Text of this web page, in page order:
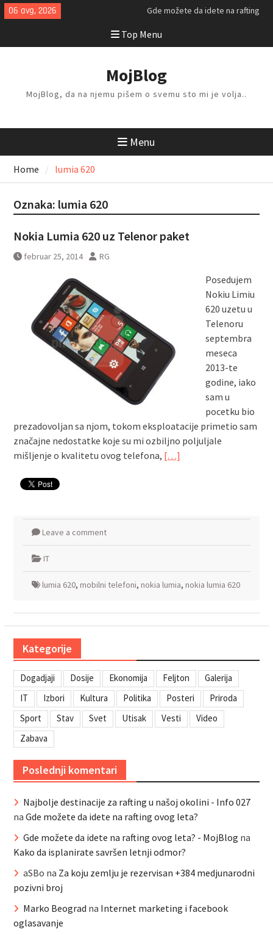
Skip
to
06 avg, 2026
Gde možete da idete na rafting
Kako da isplanirate savršen letnji
odmor?
stvari kod kuće?
Top Menu
MojBlog
MojBlog, da na njemu pišem o svemu sto mi je volja..
Menu
Home lumia 620
Oznaka: lumia 620
Nokia Lumia 620 uz Telenor paket
februar 25, 2014 RG
Posedujem
Nokiu Limiu
620 uzetu u
Telenoru
septembra
meseca
2013-te
godine, iako
sam u
pocetku bio
prezadovoljan sa njom, tokom eksploatacije primetio sam
značajne nedostatke koje su mi ozbiljno poljuljale
mišljenje o kvalitetu ovog telefona, […]
Leave a comment
IT
lumia 620, mobilni telefoni, nokia lumia, nokia lumia 620
Kategorije
Dogadjaji Dosije Ekonomija Feljton
Galerija
IT
Izbori Kultura Politika Posteri
Priroda
Sport
Stav Svet Utisak Vesti
Video
Zabava
Poslednji komentari
Najbolje destinacije za rafting u našoj okolini - Info 027
na Gde možete da idete na rafting ovog leta?
Gde možete da idete na rafting ovog leta? - MojBlog na
Kako da isplanirate savršen letnji odmor?
aSBo na Za koju zemlju je rezervisan +384 medjunarodni
pozivni broj
Marko Beograd na Internet marketing i facebook
oglasavanje